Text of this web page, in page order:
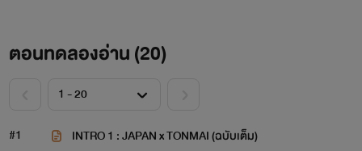
ตอนทดลองอ่าน (20)
#1 INTRO 1 : JAPAN x TONMAI (ฉบับเต็ม)